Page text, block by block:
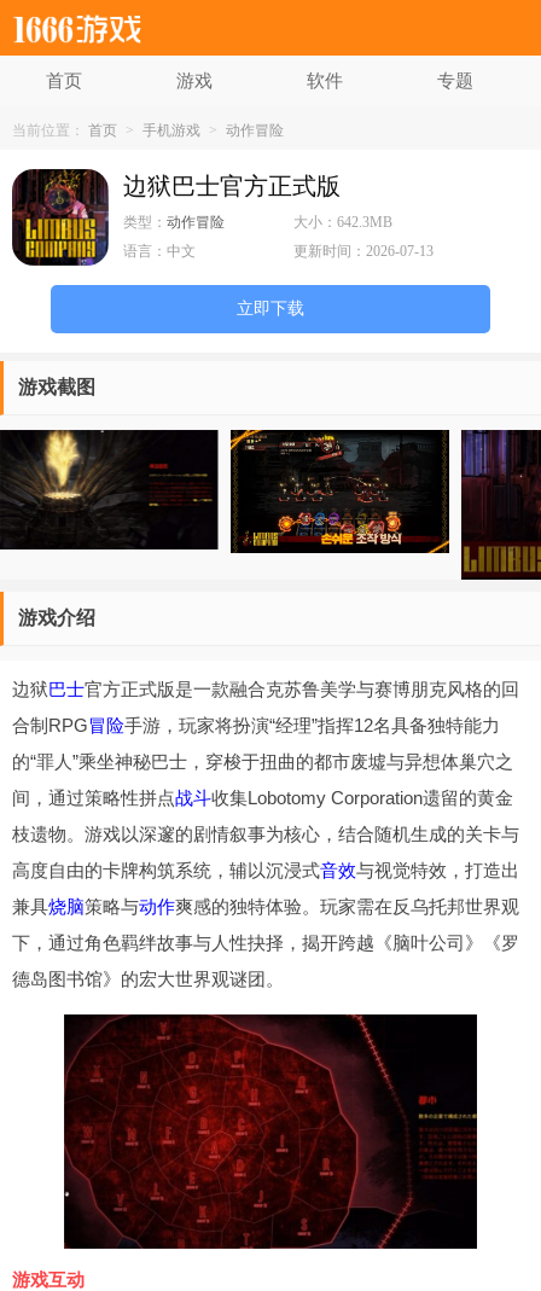
首页 游戏 软件 专题
当前位置： 首页 > 手机游戏 > 动作冒险
边狱巴士官方正式版
类型： 动作冒险 大小：642.3MB
语言： 中文 更新时间：2026-07-13
立即下载
游戏截图
游戏介绍
边狱巴士官方正式版是一款融合克苏鲁美学与赛博朋克风格的回
合制RPG冒险手游，玩家将扮演“经理”指挥12名具备独特能力
的“罪人”乘坐神秘巴士，穿梭于扭曲的都市废墟与异想体巢穴之
间，通过策略性拼点战斗收集Lobotomy Corporation遗留的黄金
枝遗物。游戏以深邃的剧情叙事为核心，结合随机生成的关卡与
高度自由的卡牌构筑系统，辅以沉浸式音效与视觉特效，打造出
兼具烧脑策略与动作爽感的独特体验。玩家需在反乌托邦世界观
下，通过角色羁绊故事与人性抉择，揭开跨越《脑叶公司》《罗
德岛图书馆》的宏大世界观谜团。
游戏互动